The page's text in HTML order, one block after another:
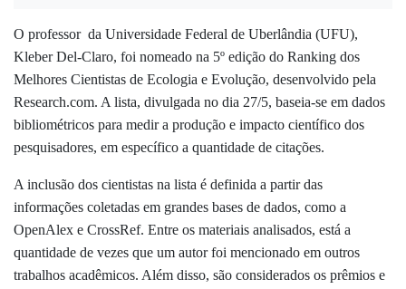
O professor da Universidade Federal de Uberlândia (UFU),
Kleber Del-Claro, foi nomeado na 5º edição do Ranking dos
Melhores Cientistas de Ecologia e Evolução, desenvolvido pela
Research.com. A lista, divulgada no dia 27/5, baseia-se em dados
bibliométricos para medir a produção e impacto científico dos
pesquisadores, em específico a quantidade de citações.
A inclusão dos cientistas na lista é definida a partir das
informações coletadas em grandes bases de dados, como a
OpenAlex e CrossRef. Entre os materiais analisados, está a
quantidade de vezes que um autor foi mencionado em outros
trabalhos acadêmicos. Além disso, são considerados os prêmios e